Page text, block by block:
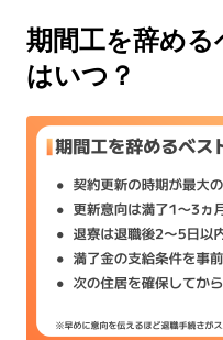
期間工を辞め
はいつ？